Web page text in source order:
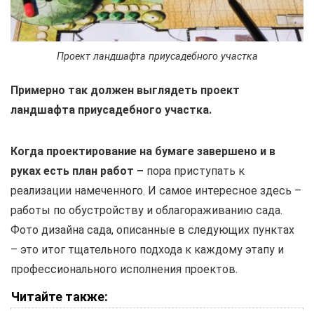
Проект ландшафта приусадебного участка
Примерно так должен выглядеть проект
ландшафта приусадебного участка.
Когда проектирование на бумаге завершено и в
руках есть план работ – пора приступать к
реализации намеченного. И самое интересное здесь –
работы по обустройству и облагораживанию сада.
Фото дизайна сада, описанные в следующих пунктах
– это итог тщательного подхода к каждому этапу и
профессионального исполнения проектов.
Читайте также: